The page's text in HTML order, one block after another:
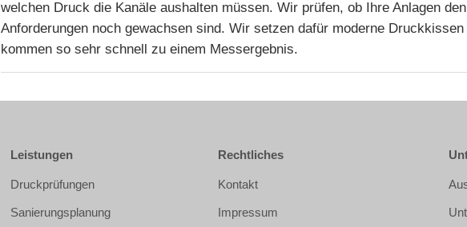
welchen Druck die Kanäle aushalten müssen. Wir prüfen, ob Ihre Anlagen den
Anforderungen noch gewachsen sind. Wir setzen dafür moderne Druckkissen
kommen so sehr schnell zu einem Messergebnis.
Leistungen
Druckprüfungen
Sanierungsplanung
Rechtliches
Kontakt
Impressum